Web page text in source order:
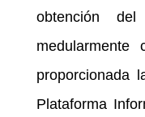
obtención
proporcionada
Plataforma